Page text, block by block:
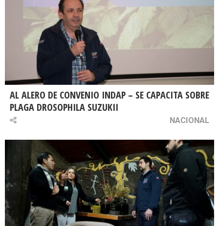
AL ALERO DE CONVENIO INDAP – SE CAPACITA SOBRE
PLAGA DROSOPHILA SUZUKII
NACIONAL